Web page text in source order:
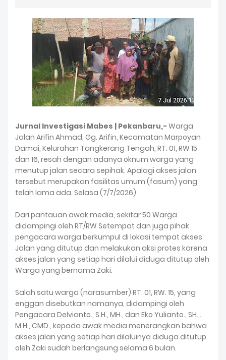
Jurnal Investigasi Mabes | Pekanbaru,- Warga
Jalan Arifin Ahmad, Gg. Arifin, Kecamatan Marpoyan
Damai, Kelurahan Tangkerang Tengah, RT. 01, RW 15
dan 16, resah dengan adanya oknum warga yang
menutup jalan secara sepihak. Apalagi akses jalan
tersebut merupakan fasilitas umum (fasum) yang
telah lama ada. Selasa (7/7/2026)
Dari pantauan awak media, sekitar 50 Warga
didampingi oleh RT/RW Setempat dan juga pihak
pengacara warga berkumpul di lokasi tempat akses
Jalan yang ditutup dan melakukan aksi protes karena
akses jalan yang setiap hari dilalui diduga ditutup oleh
Warga yang bernama Zaki.
Salah satu warga (narasumber) RT. 01, RW. 15, yang
enggan disebutkan namanya, didampingi oleh
Pengacara Delvianto., S.H., MH., dan Eko Yulianto., SH.,.
M.H., CMD., kepada awak media menerangkan bahwa
akses jalan yang setiap hari dilaluinya diduga ditutup
oleh Zaki sudah berlangsung selama 6 bulan.